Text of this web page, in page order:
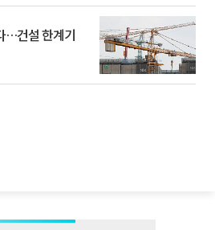
…건설 한계기